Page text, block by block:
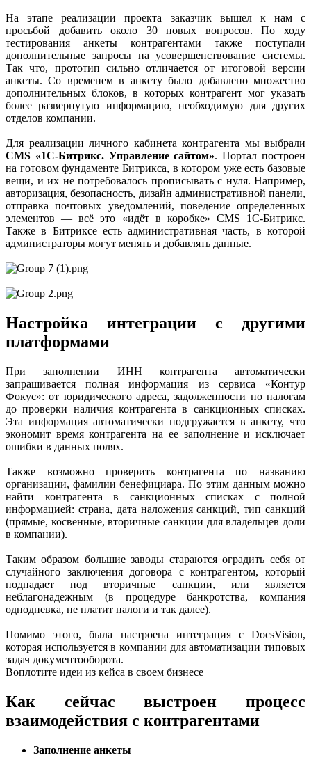
На этапе реализации проекта заказчик вышел к нам с
просьбой добавить около 30 новых вопросов. По ходу
тестирования анкеты контрагентами также поступали
дополнительные запросы на усовершенствование системы.
Так что, прототип сильно отличается от итоговой версии
анкеты. Со временем в анкету было добавлено множество
дополнительных блоков, в которых контрагент мог указать
более развернутую информацию, необходимую для других
отделов компании.
Для реализации личного кабинета контрагента мы выбрали
CMS «1C-Битрикс. Управление сайтом». Портал построен
на готовом фундаменте Битрикса, в котором уже есть базовые
вещи, и их не потребовалось прописывать с нуля. Например,
авторизация, безопасность, дизайн административной панели,
отправка почтовых уведомлений, поведение определенных
элементов — всё это «идёт в коробке» CMS 1C-Битрикс.
Также в Битриксе есть административная часть, в которой
администраторы могут менять и добавлять данные.
Настройка интеграции с другими
платформами
При заполнении ИНН контрагента автоматически
запрашивается полная информация из сервиса «Контур
Фокус»: от юридического адреса, задолженности по налогам
до проверки наличия контрагента в санкционных списках.
Эта информация автоматически подгружается в анкету, что
экономит время контрагента на ее заполнение и исключает
ошибки в данных полях.
Также возможно проверить контрагента по названию
организации, фамилии бенефициара. По этим данным можно
найти контрагента в санкционных списках с полной
информацией: страна, дата наложения санкций, тип санкций
(прямые, косвенные, вторичные санкции для владельцев доли
в компании).
Таким образом большие заводы стараются оградить себя от
случайного заключения договора с контрагентом, который
подпадает под вторичные санкции, или является
неблагонадежным (в процедуре банкротства, компания
однодневка, не платит налоги и так далее).
Помимо этого, была настроена интеграция с DocsVision,
которая используется в компании для автоматизации типовых
задач документооборота.
Воплотите идеи из кейса в своем бизнесе
Как сейчас выстроен процесс
взаимодействия с контрагентами
Заполнение анкеты